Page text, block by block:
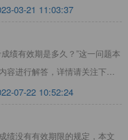
03-21 11:03:37
绩有效期是多久？”这一问题本
容进行解答，详情请关注下
07-22 10:52:24
绩没有有效期限的规定，本文